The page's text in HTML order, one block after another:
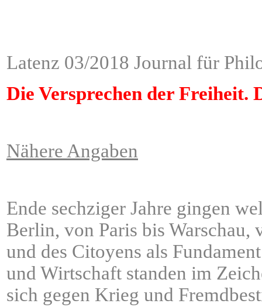
Latenz 03/2018 Journal für
Die Versprechen der Freiheit.
Nähere Angaben
Ende sechziger Jahre gingen
Berlin, von Paris bis Warschau,
und des Citoyens als
und Wirtschaft standen im
sich gegen Krieg und